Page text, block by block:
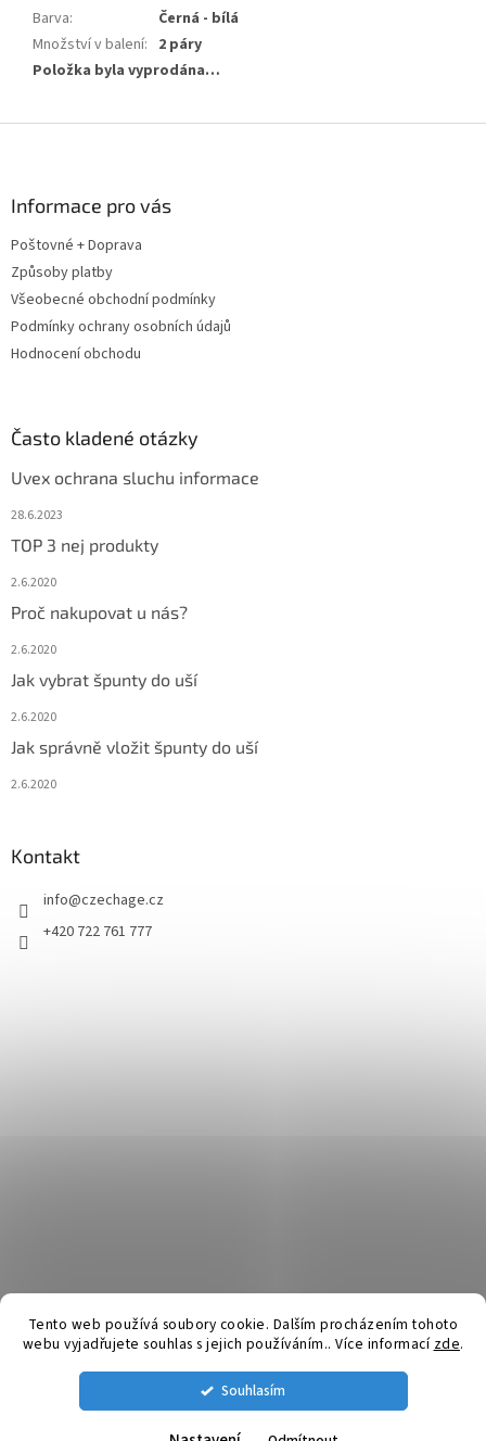
Tento web používá soubory cookie. Dalším procházením tohoto
webu vyjadřujete souhlas s jejich používáním.. Více informací zde.
Souhlasím
Barva:
Černá - bílá
Množství v balení: 2 páry
Položka byla vyprodána…
Informace pro vás
Poštovné + Doprava
Způsoby platby
Všeobecné obchodní podmínky
Podmínky ochrany osobních údajů
Hodnocení obchodu
Často kladené otázky
Uvex ochrana sluchu informace
28.6.2023
TOP 3 nej produkty
2.6.2020
Proč nakupovat u nás?
2.6.2020
Jak vybrat špunty do uší
2.6.2020
Jak správně vložit špunty do uší
2.6.2020
Kontakt
info@czechage.cz
+420 722 761 777
SpuntyDoUsi.cz